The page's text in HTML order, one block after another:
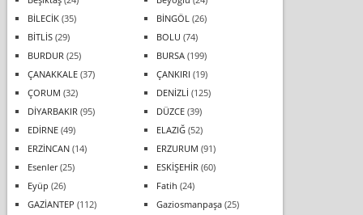
BİLECİK(35) BİNGÖL (26)
BİTLİS(29) BOLU (74)
BURDUR (25) BURSA(199)
ÇANAKKALE(37) ÇANKIRI (19)
ÇORUM (32) DENİZLİ (125)
DİYARBAKIR (95) DÜZCE(39)
EDİRNE(49) ELAZIĞ(52)
ERZİNCAN(14) ERZURUM (91)
Esenler(25) ESKİŞEHİR (60)
Eyüp (26) Fatih (24)
GAZİANTEP (112) Gaziosmanpaşa(25)